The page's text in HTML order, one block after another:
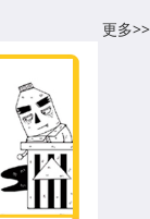
更多>>